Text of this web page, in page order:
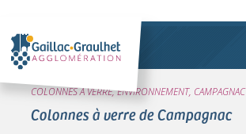
COLONNES À VERRE, ENVIRONNEMENT, CAMPAGNAC
Colonnes à verre de Campagnac